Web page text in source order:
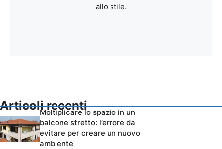
allo stile.
Articoli recenti
Moltiplicare lo spazio in un
balcone stretto: l’errore da
evitare per creare un nuovo
ambiente